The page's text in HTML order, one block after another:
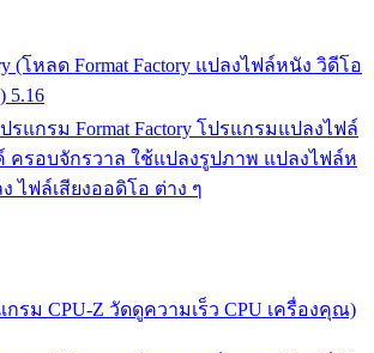
(โหลด Format Factory แปลงไฟล์หนัง วิดีโอ
5.16
แกรม Format Factory โปรแกรมแปลงไฟล์
ครอบจักรวาล ใช้แปลงรูปภาพ แปลงไฟล์ห
ไฟล์เสียงออดิโอ ต่าง ๆ
กรม CPU-Z วัดดูความเร็ว CPU เครื่องคุณ)